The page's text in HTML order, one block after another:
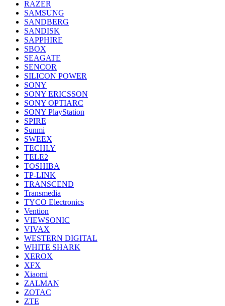
RAZER
SAMSUNG
SANDBERG
SANDISK
SAPPHIRE
SBOX
SEAGATE
SENCOR
SILICON POWER
SONY
SONY ERICSSON
SONY OPTIARC
SONY PlayStation
SPIRE
Sunmi
SWEEX
TECHLY
TELE2
TOSHIBA
TP-LINK
TRANSCEND
Transmedia
TYCO Electronics
Vention
VIEWSONIC
VIVAX
WESTERN DIGITAL
WHITE SHARK
XEROX
XFX
Xiaomi
ZALMAN
ZOTAC
ZTE